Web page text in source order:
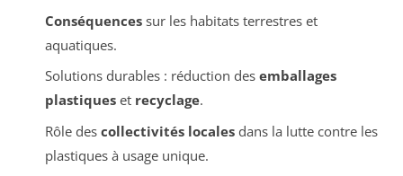
Conséquencessur les habitats terrestres et
aquatiques.
Solutions durables : réduction des emballages
plastiqueset recyclage.
Rôle des collectivités localesdans la lutte contre les
plastiques à usage unique.